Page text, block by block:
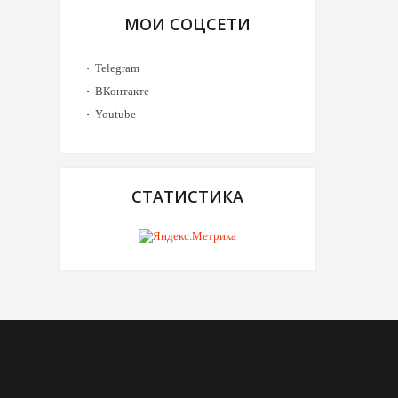
МОИ СОЦСЕТИ
Telegram
ВКонтакте
Youtube
СТАТИСТИКА